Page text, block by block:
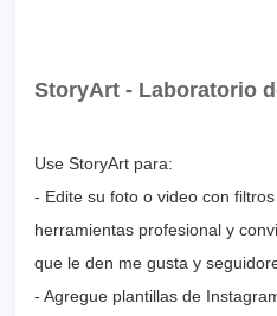
StoryArt - Laboratorio
Use StoryArt para:
- Edite su foto o video con
herramientas profesional y
que le den me gusta y
- Agregue plantillas de